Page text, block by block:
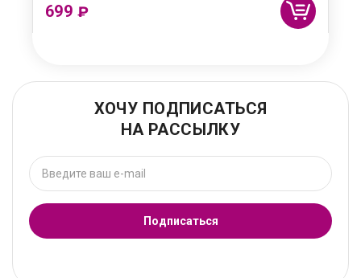
699 ₽
ХОЧУ ПОДПИСАТЬСЯ
НА РАССЫЛКУ
Подписаться